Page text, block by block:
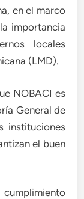
en el marco
importancia
locales
(LMD).
NOBACI es
General de
instituciones
el buen